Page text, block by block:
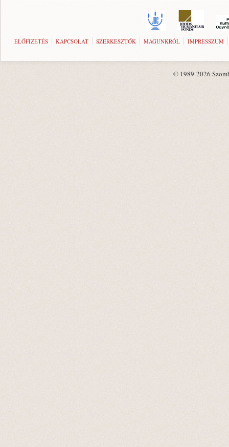
ELŐFIZETÉS KAPCSOLAT SZERKESZTŐK MAGUNKRÓL IMPRESSZUM
© 1989-2026